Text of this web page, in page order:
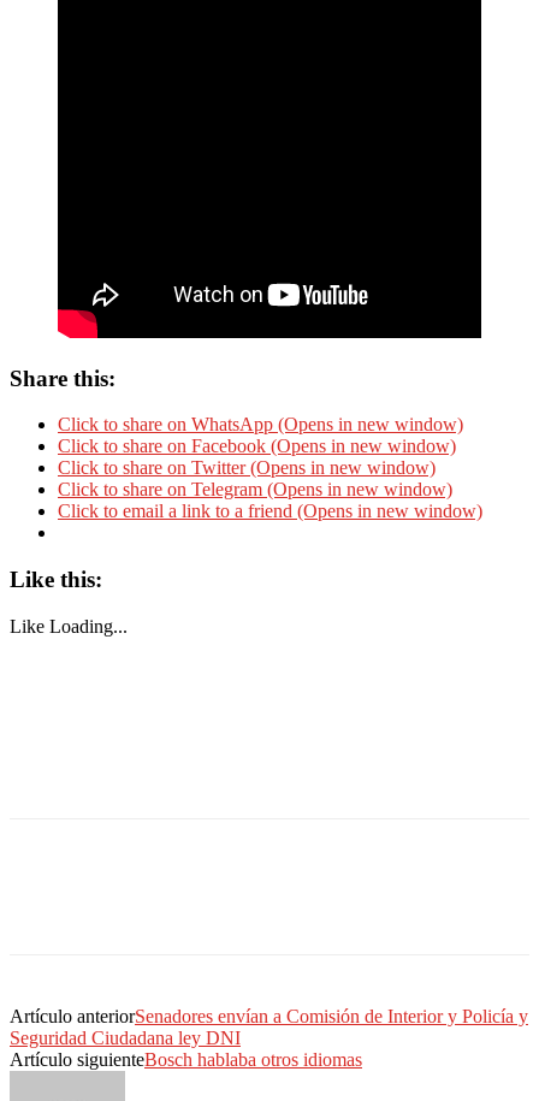
Share this:
Click to share on WhatsApp (Opens in new window)
Click to share on Facebook (Opens in new window)
Click to share on Twitter (Opens in new window)
Click to share on Telegram (Opens in new window)
Click to email a link to a friend (Opens in new window)
Like this:
Like Loading...
Artículo anteriorSenadores envían a Comisión de Interior y Policía y
Seguridad Ciudadana ley DNI
Artículo siguienteBosch hablaba otros idiomas